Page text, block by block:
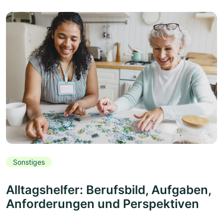
Sonstiges
Alltagshelfer: Berufsbild, Aufgaben,
Anforderungen und Perspektiven